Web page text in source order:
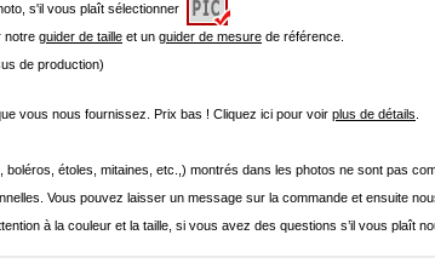
s'il vous plaît sélectionner
notre guider de taille et un guider de mesure de référence.
de production)
vous nous fournissez. Prix bas ! Cliquez ici pour voir plus de détails
étoles, mitaines, etc.,) montrés dans les photos ne sont pas
Vous pouvez laisser un message sur la commande et ensuite
à la couleur et la taille, si vous avez des questions s’il vous plaît